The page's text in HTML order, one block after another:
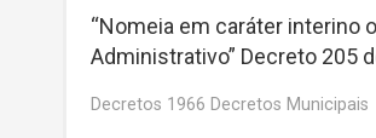
“Nomeia em caráter interino
Administrativo” Decreto 205
Decretos 1966 Decretos Municipais